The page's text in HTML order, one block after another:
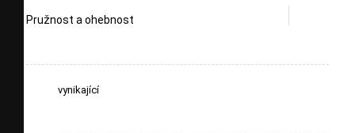
Pružnost a ohebnost
vynikající